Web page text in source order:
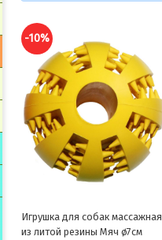
-10%
Игрушка PUPPY для щенков из
термопласт. резины "Кольцо",